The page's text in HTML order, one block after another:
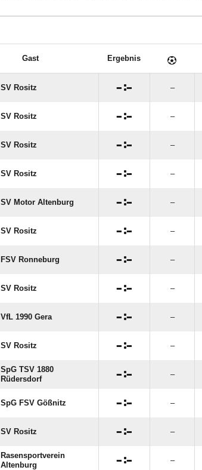
Gast Ergebnis
SV Rositz : –
SV Rositz : –
SV Rositz : –
SV Rositz : –
SV Motor Altenburg : –
SV Rositz : –
FSV Ronneburg : –
SV Rositz : –
VfL 1990 Gera : –
SV Rositz : –
SpG TSV 1880
Rüdersdorf
: –
SpG FSV Gößnitz : –
SV Rositz : –
Rasensportverein
Altenburg
: –